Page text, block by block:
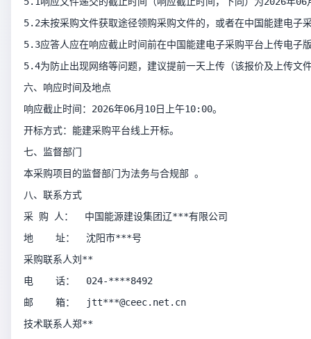
5.2未按采购文件获取途径领购采购文件的，或者在中国能建电子
5.3应答人应在响应截止时间前在中国能建电子采购平台上传电子
5.4为防止出现网络等问题，建议提前一天上传（该报价及上传
六、响应时间及地点
响应截止时间：2026年06月10日上午10:00。
开标方式：能建采购平台线上开标。
七、监督部门
本采购项目的监督部门为法务与合规部 。
八、联系方式
采 购 人：  中国能源建设集团辽***
地    址：  沈阳市***号
采购联系人刘**
电    话：  024-****8492
邮    箱：  jtt***@ceec.net.cn
技术联系人郑**